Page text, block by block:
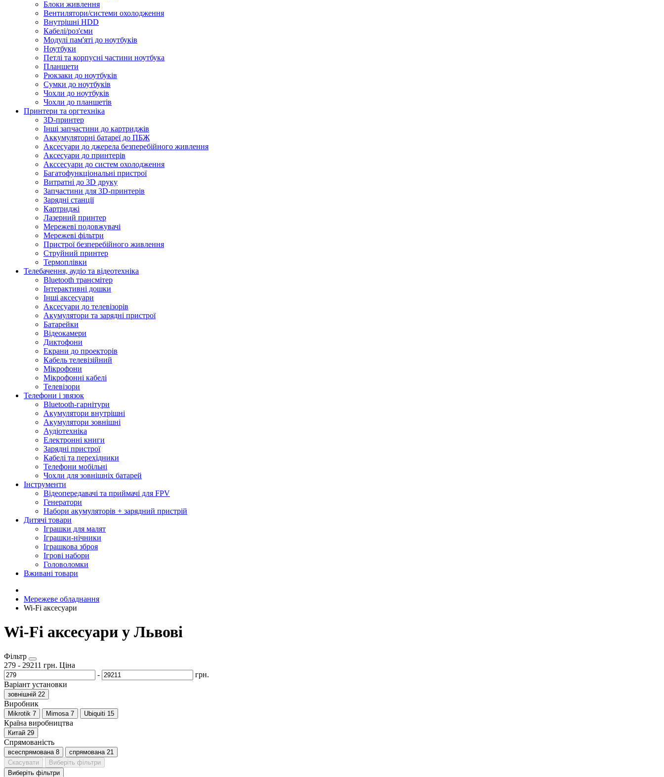
Блоки живлення
Вентилятори/системи охолодження
Внутрішні HDD
Кабелі/роз'єми
Модулі пам'яті до ноутбуків
Ноутбуки
Петлі та корпусні частини ноутбука
Планшети
Рюкзаки до ноутбуків
Сумки до ноутбуків
Чохли до ноутбуків
Чохли до планшетів
Принтери та оргтехніка
3D-принтер
Інші запчастини до картриджів
Аккумуляторні батареї до ПБЖ
Аксесуари до джерела безперебійного живлення
Аксесуари до принтерів
Акссесуари до систем охолодження
Багатофункціональні пристрої
Витратні до 3D друку
Запчастини для 3D-принтерів
Зарядні станції
Картриджі
Лазерний принтер
Мережеві подовжувачі
Мережеві фільтри
Пристрої безперебійного живлення
Струйний принтер
Термоплівки
Телебачення, аудіо та відеотехніка
Bluetooth трансмітер
Інтерактивні дошки
Інші аксесуари
Аксесуари до телевізорів
Акумулятори та зарядні пристрої
Батарейки
Відеокамери
Диктофони
Екрани до проекторів
Кабель телевізійний
Мікрофони
Мікрофонні кабелі
Телевізори
Телефони і звязок
Bluetooth-гарнітури
Акумулятори внутрішні
Акумулятори зовнішні
Аудіотехніка
Електронні книги
Зарядні пристрої
Кабелі та перехідники
Телефони мобільні
Чохли для зовнішніх батарей
Інструменти
Відеопередавачі та приймачі для FPV
Генератори
Набори акумуляторів + зарядний пристрій
Дитячі товари
Іграшки для малят
Іграшки-нічники
Іграшкова зброя
Ігрові набори
Головоломки
Вживані товари
Мережеве обладнання
Wi-Fi аксесуари
Wi-Fi аксесуари у Львові
Фільтр
279 - 29211 грн. Ціна
-
грн.
Варіант установки
зовнішній 22
Виробник
Mikrotik 7 Mimosa 7 Ubiquiti 15
Країна виробництва
Китай 29
Спрямованість
всеспрямована 8 спрямована 21
Скасувати
Виберіть фільтри
Виберіть фільтри